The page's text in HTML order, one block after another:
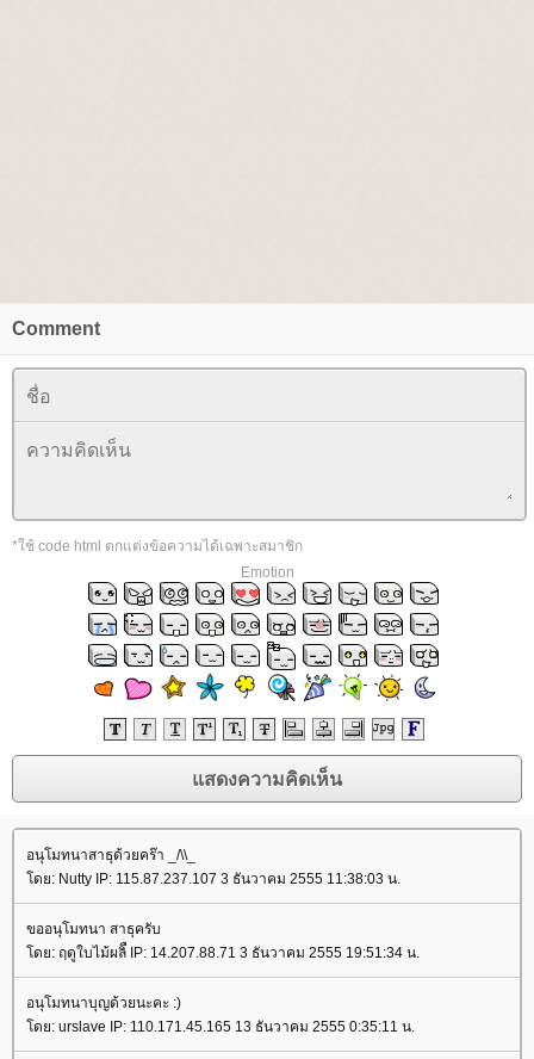
Comment
*ใช้ code html ตกแต่งข้อความได้เฉพาะสมาชิก
Emotion
อนุโมทนาสาธุด้วยคร๊า _/\\_
ดย: Nutty IP: 115.87.237.107 3 ธันวาคม 2555 11:38:03 น.
ขออนุโมทนา สาธุครับ
ดย: ฤดูใบไม้ผลิื IP: 14.207.88.71 3 ธันวาคม 2555 19:51:34 น.
อนุโมทนาบุญด้วยนะคะ :)
ดย: urslave IP: 110.171.45.165 13 ธันวาคม 2555 0:35:11 น.